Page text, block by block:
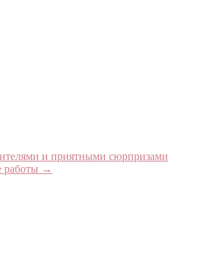
и приятными сюрпризами
работы →